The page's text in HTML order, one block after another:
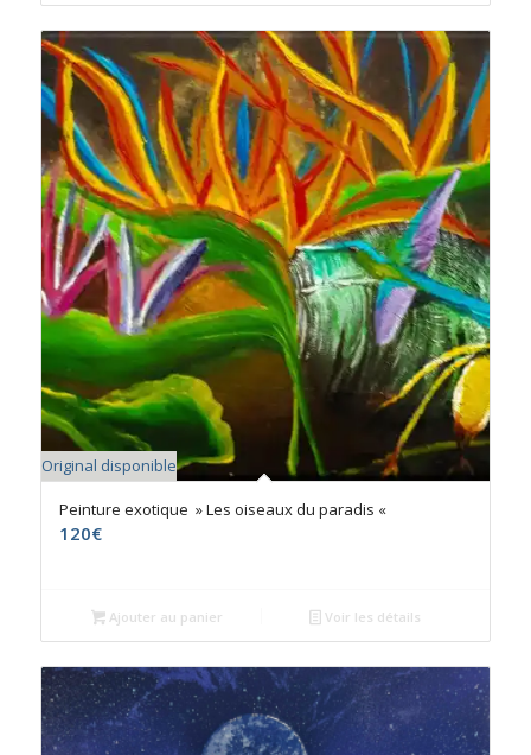
Original disponible
Peinture exotique » Les oiseaux du paradis «
120€
Ajouter au panier Voir les détails